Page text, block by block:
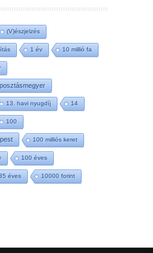
(V)észjelzés
1 év 10 millió fa
13. havi nyugdíj 14
100
100 milliós keret
100 éves
éves 10000 forint